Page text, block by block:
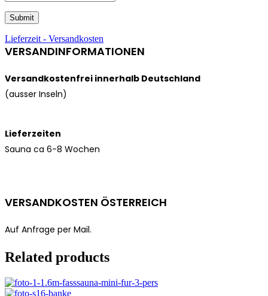
Lieferzeit - Versandkosten
VERSANDINFORMATIONEN
Versandkostenfrei innerhalb Deutschland
(ausser Inseln)
Lieferzeiten
Sauna ca 6-8 Wochen
VERSANDKOSTEN ÖSTERREICH
Auf Anfrage per Mail.
Related products